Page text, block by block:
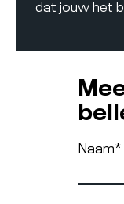
dat jouw het
Naam*